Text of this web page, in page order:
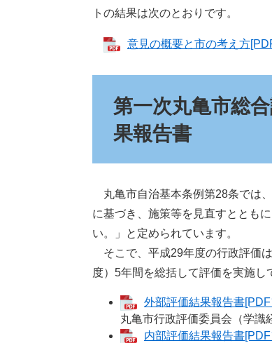
トの結果は次のとおりです。
意見の概要と市の考え方
第一次丸亀市総
果報告書
丸亀市自治基本条例第28条では
に基づき、施策等を見直すととも
い。」と定められています。
そこで、平成29年度の行政評価
度）5年間を総括して評価を実施し
外部評価結果報告書
丸亀市行政評価委員会（学識
内部評価結果報告書